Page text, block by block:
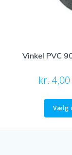
Vinkel PVC
kr. 4,00
Vælg